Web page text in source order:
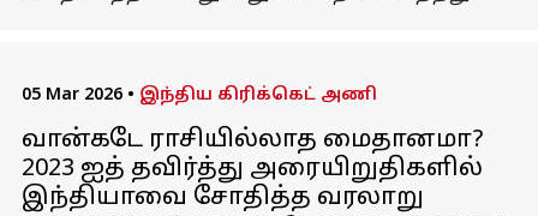
05 Mar 2026 • இந்திய கிரிக்கெட் அணி
வான்கடே ராசியில்லாத மைதானமா?
2023 ஐத் தவிர்த்து அரையிறுதிகளில்
இந்தியாவை சோதித்த வரலாறு